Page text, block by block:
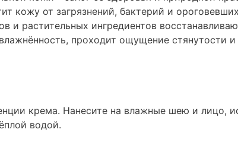
кожу от загрязнений, бактерий и
и растительных ингредиентов
проходит ощущение стянутости и
крема. Нанесите на влажные шею и лицо,
водой.